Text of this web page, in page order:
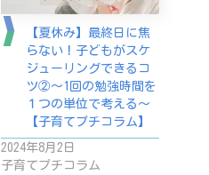
【夏休み】最終日に焦
らない！子どもがスケ
ジューリングできるコ
ツ②～1回の勉強時間を
１つの単位で考える～
【子育てプチコラム】
2024年8月2日
子育てプチコラム